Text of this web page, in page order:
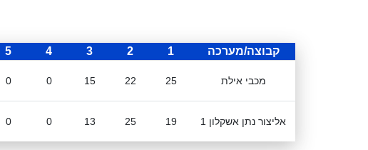
קבוצה/מערכה 1
2
3
4
5
מכבי אילת 25
22
15
0
0
אליצור נתן אשקלון 1 19
25
13
0
0